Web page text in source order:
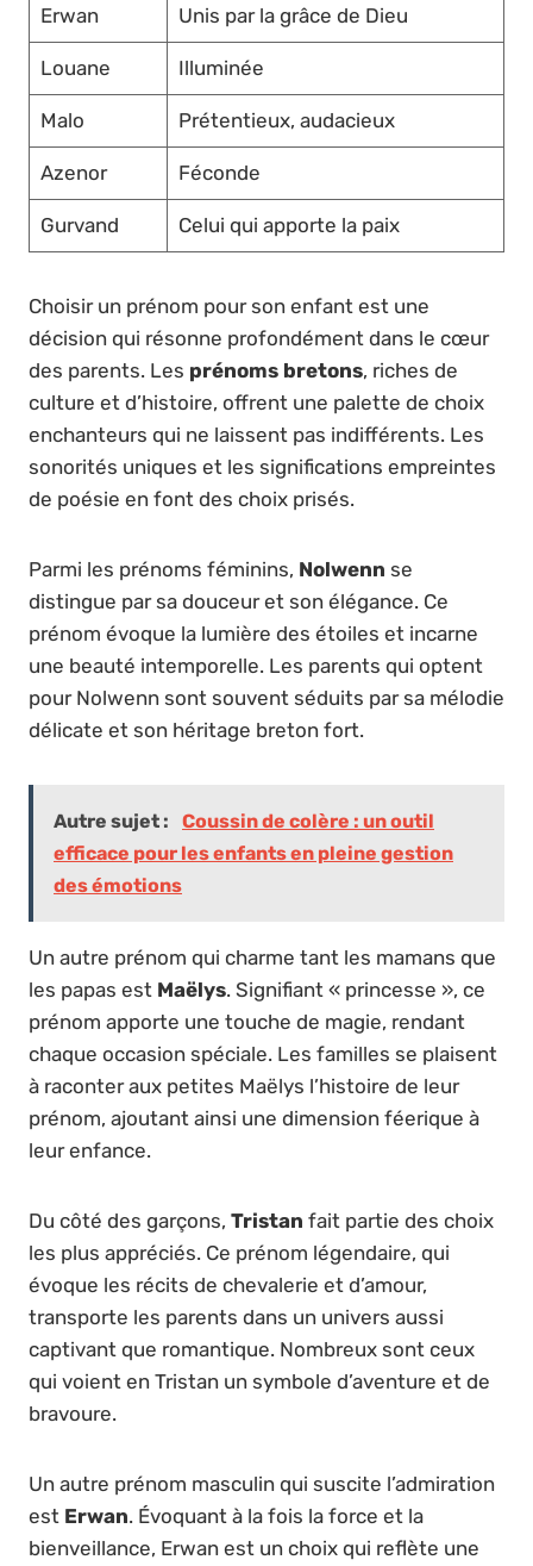
Erwan Unis par la grâce de Dieu
Louane Illuminée
Malo Prétentieux, audacieux
Azenor Féconde
Gurvand Celui qui apporte la paix
Choisir un prénom pour son enfant est une
décision qui résonne profondément dans le cœur
des parents. Les prénoms bretons, riches de
culture et d’histoire, offrent une palette de choix
enchanteurs qui ne laissent pas indifférents. Les
sonorités uniques et les significations empreintes
de poésie en font des choix prisés.
Parmi les prénoms féminins, Nolwenn se
distingue par sa douceur et son élégance. Ce
prénom évoque la lumière des étoiles et incarne
une beauté intemporelle. Les parents qui optent
pour Nolwenn sont souvent séduits par sa mélodie
délicate et son héritage breton fort.
Autre sujet :
Coussin de colère : un outil
efficace pour les enfants en pleine gestion
des émotions
Un autre prénom qui charme tant les mamans que
les papas est Maëlys. Signifiant « princesse », ce
prénom apporte une touche de magie, rendant
chaque occasion spéciale. Les familles se plaisent
à raconter aux petites Maëlys l’histoire de leur
prénom, ajoutant ainsi une dimension féerique à
leur enfance.
Du côté des garçons, Tristan fait partie des choix
les plus appréciés. Ce prénom légendaire, qui
évoque les récits de chevalerie et d’amour,
transporte les parents dans un univers aussi
captivant que romantique. Nombreux sont ceux
qui voient en Tristan un symbole d’aventure et de
bravoure.
Un autre prénom masculin qui suscite l’admiration
est Erwan. Évoquant à la fois la force et la
bienveillance, Erwan est un choix qui reflète une